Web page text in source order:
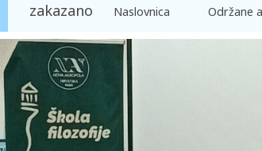
zakazano Naslovnica Održane